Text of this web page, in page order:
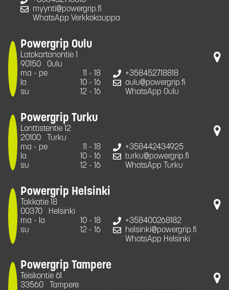
myynti@powergrip.fi
WhatsApp Verkkokauppa
Powergrip Oulu
Latokartanontie 1
90150
Oulu
ma - pe
11 - 18
la
10 - 16
su
12 - 16
+358452718818
oulu@powergrip.fi
WhatsApp Oulu
Powergrip Turku
Lonttistentie 12
20100
Turku
ma - pe
11 - 18
la
10 - 16
su
12 - 16
+358442434925
turku@powergrip.fi
WhatsApp Turku
Powergrip Helsinki
Takkatie 18
00370
Helsinki
ma - la
10 - 18
su
12 - 16
+358400268182
helsinki@powergrip.fi
WhatsApp Helsinki
Powergrip Tampere
Teiskontie 61
33560
Tampere